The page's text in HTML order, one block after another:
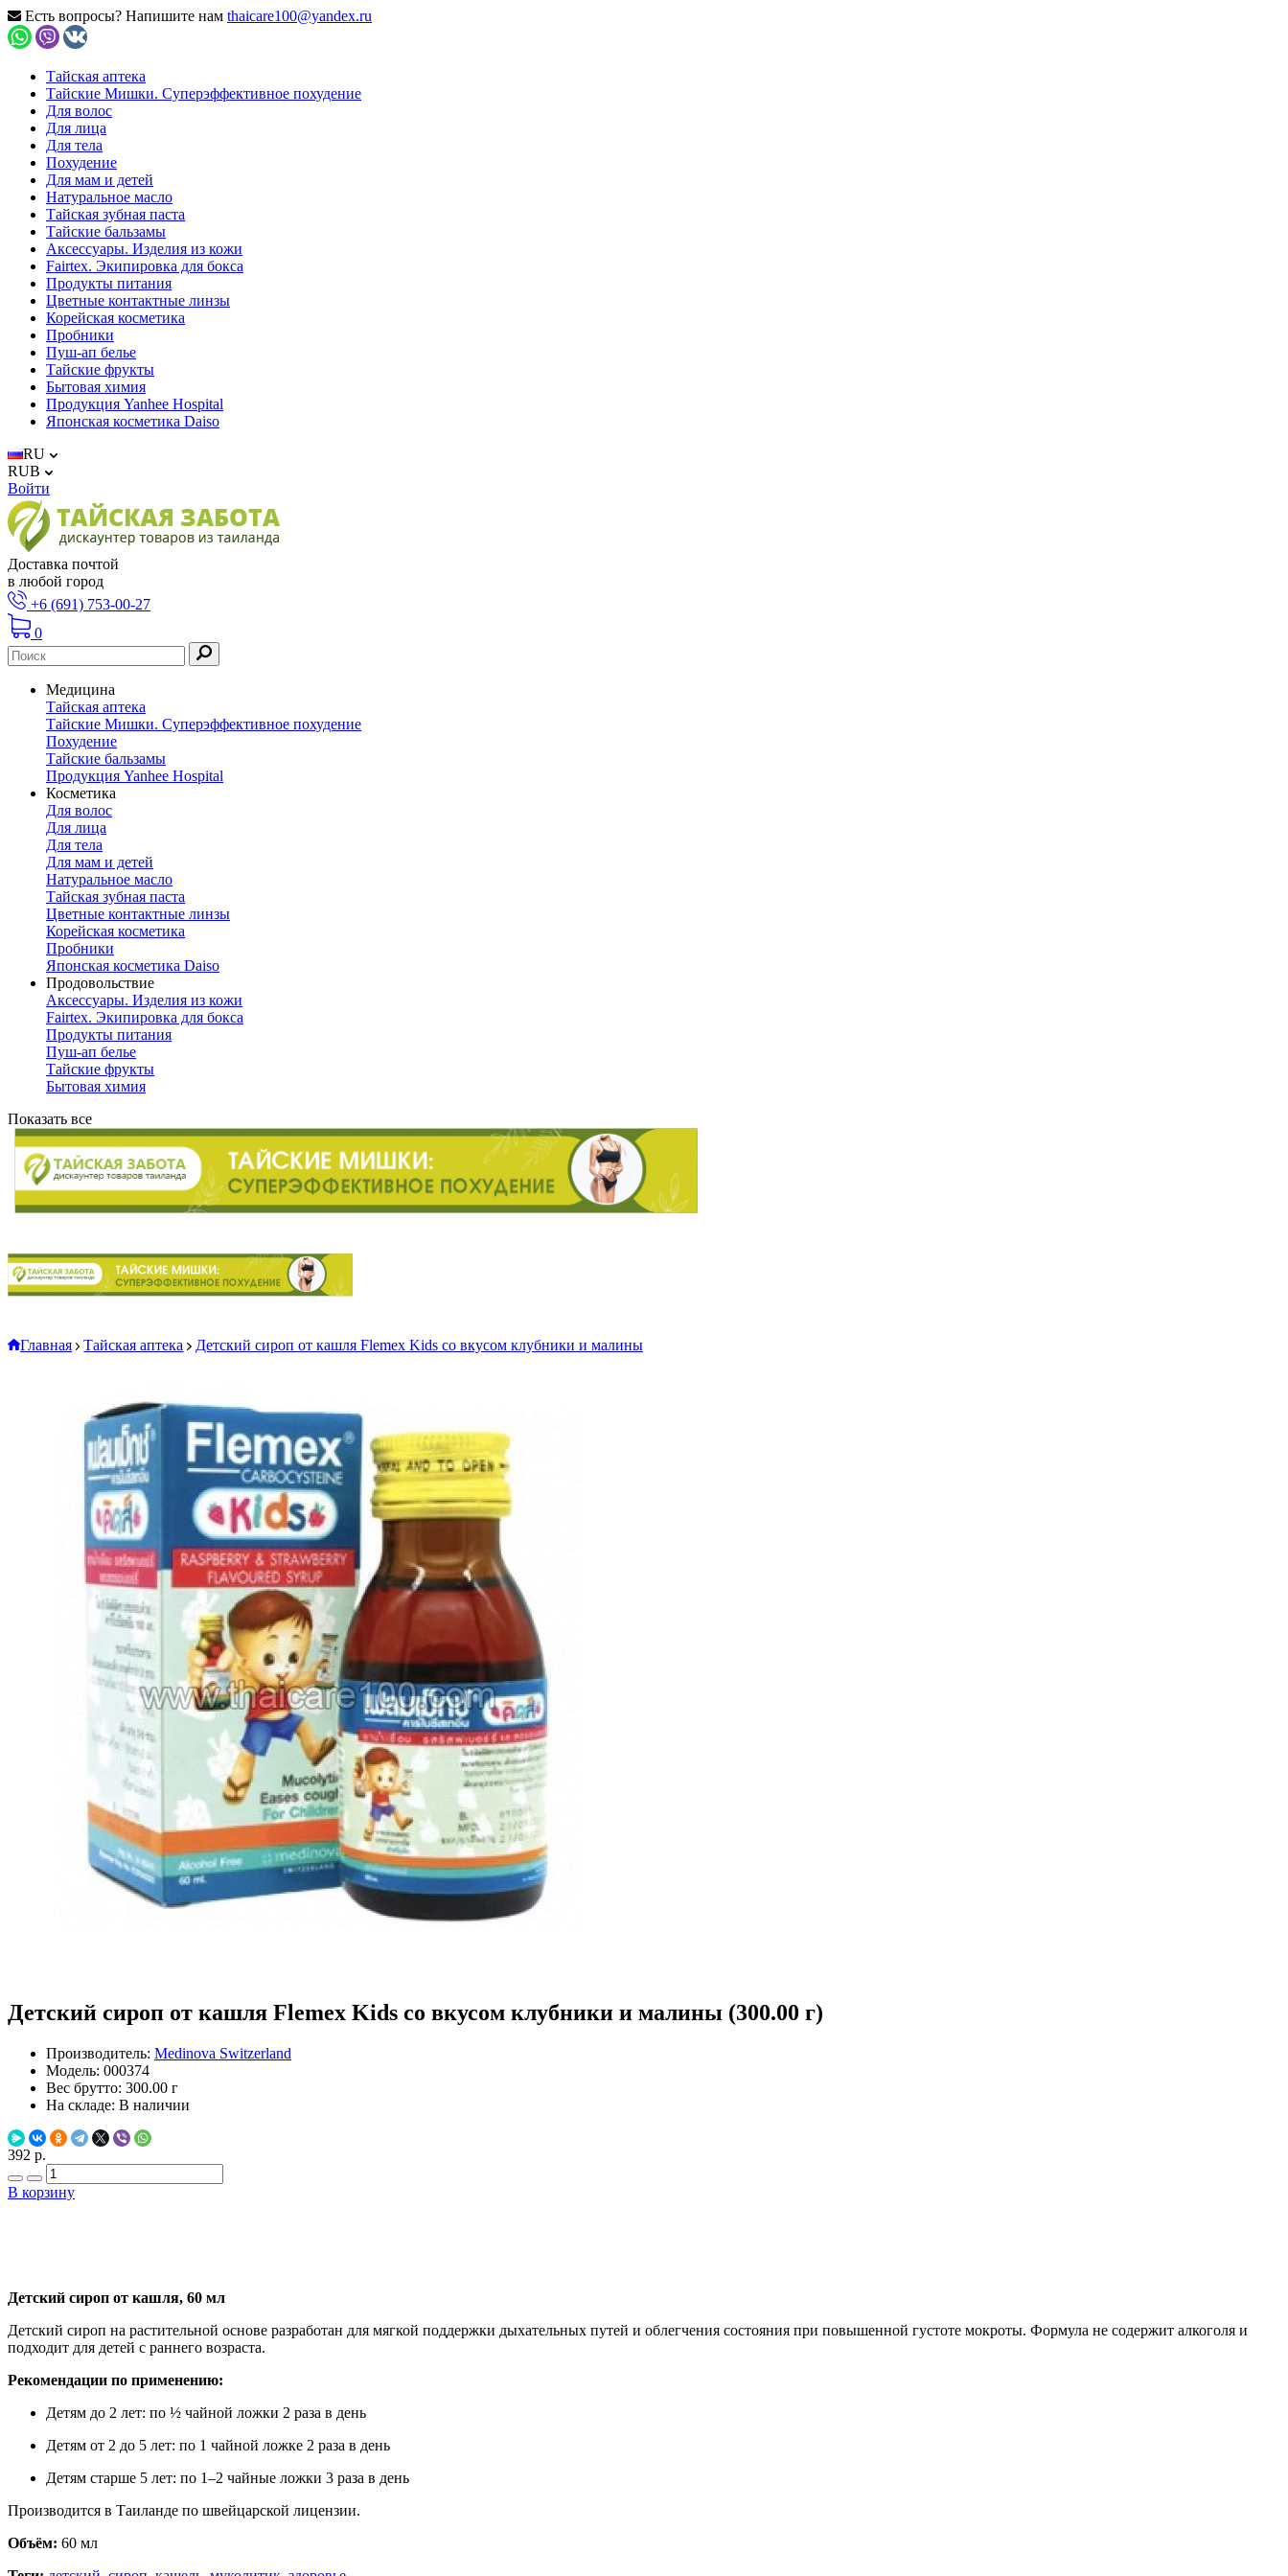
Есть вопросы? Напишите нам thaicare100@yandex.ru
Тайская аптека
Тайские Мишки. Суперэффективное похудение
Для волос
Для лица
Для тела
Похудение
Для мам и детей
Натуральное масло
Тайская зубная паста
Тайские бальзамы
Аксессуары. Изделия из кожи
Fairtex. Экипировка для бокса
Продукты питания
Цветные контактные линзы
Корейская косметика
Пробники
Пуш-ап белье
Тайские фрукты
Бытовая химия
Продукция Yanhee Hospital
Японская косметика Daiso
RU
RUB
Войти
Доставка почтой
в любой город
+6 (691) 753-00-27
0
Медицина
Тайская аптека
Тайские Мишки. Суперэффективное похудение
Похудение
Тайские бальзамы
Продукция Yanhee Hospital
Косметика
Для волос
Для лица
Для тела
Для мам и детей
Натуральное масло
Тайская зубная паста
Цветные контактные линзы
Корейская косметика
Пробники
Японская косметика Daiso
Продовольствие
Аксессуары. Изделия из кожи
Fairtex. Экипировка для бокса
Продукты питания
Пуш-ап белье
Тайские фрукты
Бытовая химия
Показать все
Главная Тайская аптека Детский сироп от кашля Flemex Kids со вкусом клубники и малины
Детский сироп от кашля Flemex Kids со вкусом клубники и малины (300.00 г)
Производитель: Medinova Switzerland
Модель: 000374
Вес брутто: 300.00 г
На складе: В наличии
392 р.
В корзину
Детский сироп от кашля, 60 мл
Детский сироп на растительной основе разработан для мягкой поддержки дыхательных путей и облегчения состояния при повышенной густоте мокроты. Формула не содержит алкоголя и
подходит для детей с раннего возраста.
Рекомендации по применению:
Детям до 2 лет: по ½ чайной ложки 2 раза в день
Детям от 2 до 5 лет: по 1 чайной ложке 2 раза в день
Детям старше 5 лет: по 1–2 чайные ложки 3 раза в день
Производится в Таиланде по швейцарской лицензии.
Объём: 60 мл